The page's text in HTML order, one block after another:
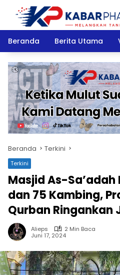
Langsung
konten
Beranda
Berita Utama
Beranda Terkini
Terkini
Masjid As-Sa’adah
dan 75 Kambing,
Qurban Ringankan
Alieps
2 Min Baca
Juni 17, 2024